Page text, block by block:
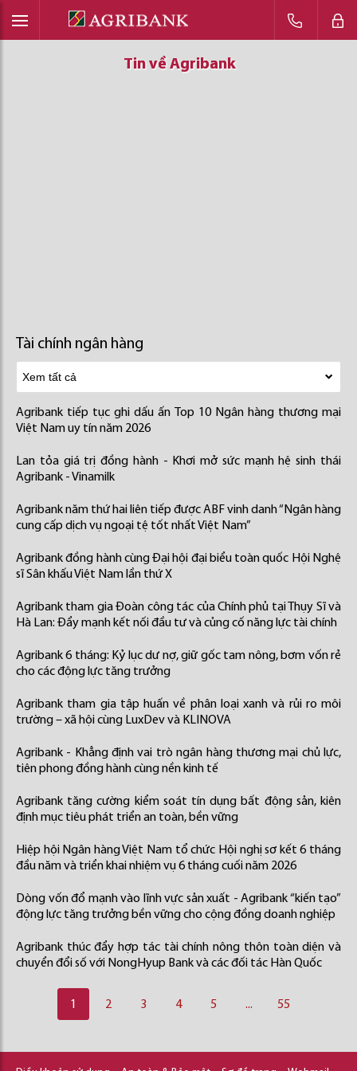
Tin về Agribank
Tin về Agribank
Tin về Agribank
Tài chính ngân hàng
Agribank tiếp tục ghi dấu ấn Top 10 Ngân hàng thương mại
Việt Nam uy tín năm 2026
Lan tỏa giá trị đồng hành - Khơi mở sức mạnh hệ sinh thái
Agribank - Vinamilk
Agribank năm thứ hai liên tiếp được ABF vinh danh “Ngân hàng
cung cấp dịch vụ ngoại tệ tốt nhất Việt Nam”
Agribank đồng hành cùng Đại hội đại biểu toàn quốc Hội Nghệ
sĩ Sân khấu Việt Nam lần thứ X
Agribank tham gia Đoàn công tác của Chính phủ tại Thụy Sĩ và
Hà Lan: Đẩy mạnh kết nối đầu tư và củng cố năng lực tài chính
Agribank 6 tháng: Kỷ lục dư nợ, giữ gốc tam nông, bơm vốn rẻ
cho các động lực tăng trưởng
Agribank tham gia tập huấn về phân loại xanh và rủi ro môi
trường – xã hội cùng LuxDev và KLINOVA
Agribank - Khẳng định vai trò ngân hàng thương mại chủ lực,
tiên phong đồng hành cùng nền kinh tế
Agribank tăng cường kiểm soát tín dụng bất động sản, kiên
định mục tiêu phát triển an toàn, bền vững
Hiệp hội Ngân hàng Việt Nam tổ chức Hội nghị sơ kết 6 tháng
đầu năm và triển khai nhiệm vụ 6 tháng cuối năm 2026
Dòng vốn đổ mạnh vào lĩnh vực sản xuất - Agribank “kiến tạo”
động lực tăng trưởng bền vững cho cộng đồng doanh nghiệp
Agribank thúc đẩy hợp tác tài chính nông thôn toàn diện và
chuyển đổi số với NongHyup Bank và các đối tác Hàn Quốc
1 2 3 4 5 ... 55